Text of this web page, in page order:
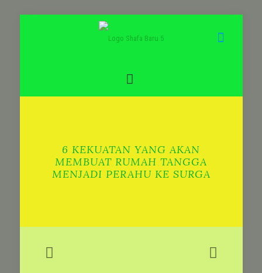
6 KEKUATAN YANG AKAN
MEMBUAT RUMAH TANGGA
MENJADI PERAHU KE SURGA